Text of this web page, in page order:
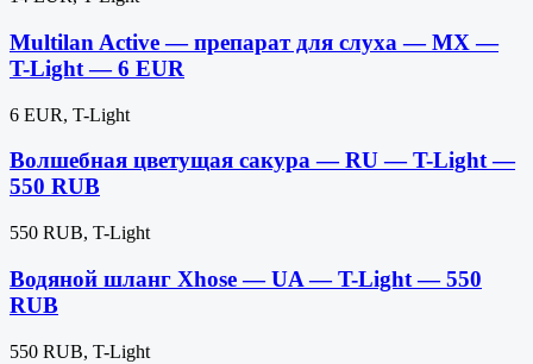
Multilan Active — препарат для слуха — MX —
T-Light — 6 EUR
6 EUR, T-Light
Волшебная цветущая сакура — RU — T-Light —
550 RUB
550 RUB, T-Light
Водяной шланг Xhose — UA — T-Light — 550
RUB
550 RUB, T-Light